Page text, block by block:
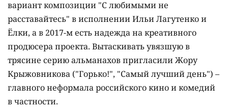
вариант композиции "С любимыми не
расставайтесь" в исполнении Ильи Лагутенко и
Ёлки, а в 2017-м есть надежда на креативного
продюсера проекта. Вытаскивать увязшую в
трясине серию альманахов пригласили Жору
Крыжовникова ("Горько!", "Самый лучший день") –
главного неформала российского кино и комедий
в частности.